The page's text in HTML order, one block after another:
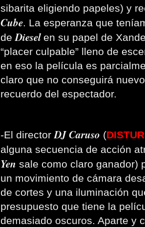
sibarita eligiendo papeles) y
Cube. La esperanza que
deDiesel en su papel de
“placer culpable” lleno de
en eso la película es
claro que no conseguirá
recuerdo del espectador.
-El directorDJ Caruso (
alguna secuencia de acción
Yen sale como claro ganador)
un movimiento de cámara
de cortes y una iluminación
presupuesto que tiene la
demasiado oscuros. Aparte y